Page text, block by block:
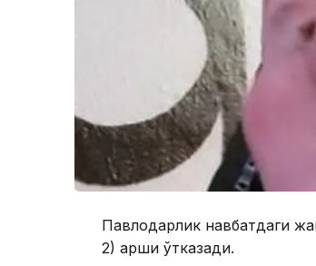
Павлодарлик навбатдаги
2) қарши ўтказади.